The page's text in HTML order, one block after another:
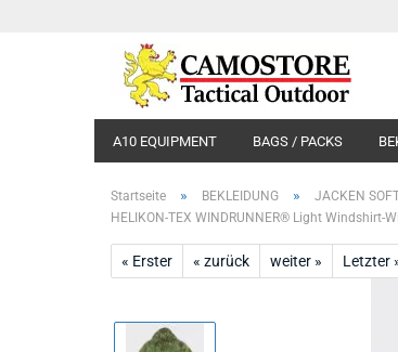
A10 EQUIPMENT BAGS / PACKS
Startseite » BEKLEIDUNG » JACKEN
HELIKON-TEX WINDRUNNER® Light
« Erster « zurück weiter » Letzter